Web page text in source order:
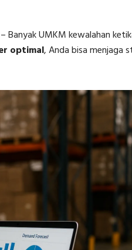
–Banyak UMKM kewalahan
optimal, Anda bisa menjaga